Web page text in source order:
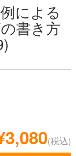
による
書き方
(税込)